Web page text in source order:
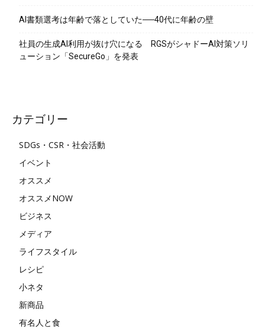
AI書類選考は年齢で落としていた──40代に年齢の壁
社員の生成AI利用が抜け穴になる RGSがシャドーAI対策ソリ
ューション「SecureGo」を発表
カテゴリー
SDGs・CSR・社会活動
イベント
オススメ
オススメNOW
ビジネス
メディア
ライフスタイル
レシピ
小ネタ
新商品
有名人と食